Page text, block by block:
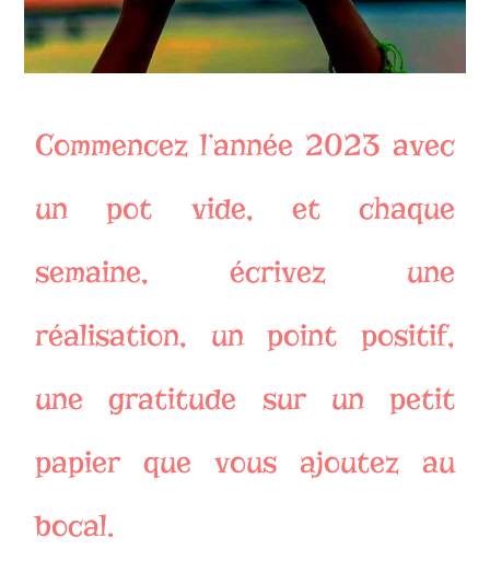
Commencez l’année 2023 avec
un pot vide, et chaque
semaine, écrivez une
réalisation, un point positif,
une gratitude sur un petit
papier que vous ajoutez au
bocal.